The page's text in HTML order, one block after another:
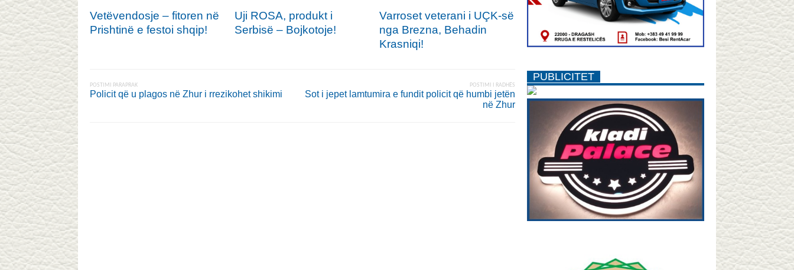
Vetëvendosje – fitoren në
Prishtinë e festoi shqip!
Uji ROSA, produkt i
Serbisë – Bojkotoje!
Varroset veterani i UÇK-së
nga Brezna, Behadin
Krasniqi!
POSTIMI PARAPRAK
Policit që u plagos në Zhur i rrezikohet shikimi
POSTIMI I RADHËS
Sot i jepet lamtumira e fundit policit që humbi jetën
në Zhur
PUBLICITET